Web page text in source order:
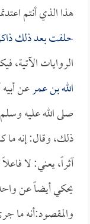
هذا الذي أنتم
حلفت بعد ذلك
الروايات الآتية،
الله بن عمرعن
صلى الله عليه
ذلك، وقال: إنه ما
آثراً، يعني: لا
يحكي أيضاً عن
والمقصود:أنه ما